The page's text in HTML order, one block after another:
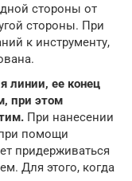
стороны от
стороны. При
к инструменту,
линии, ее конец
при этом
При нанесении
помощи
придерживаться
Для этого, когда